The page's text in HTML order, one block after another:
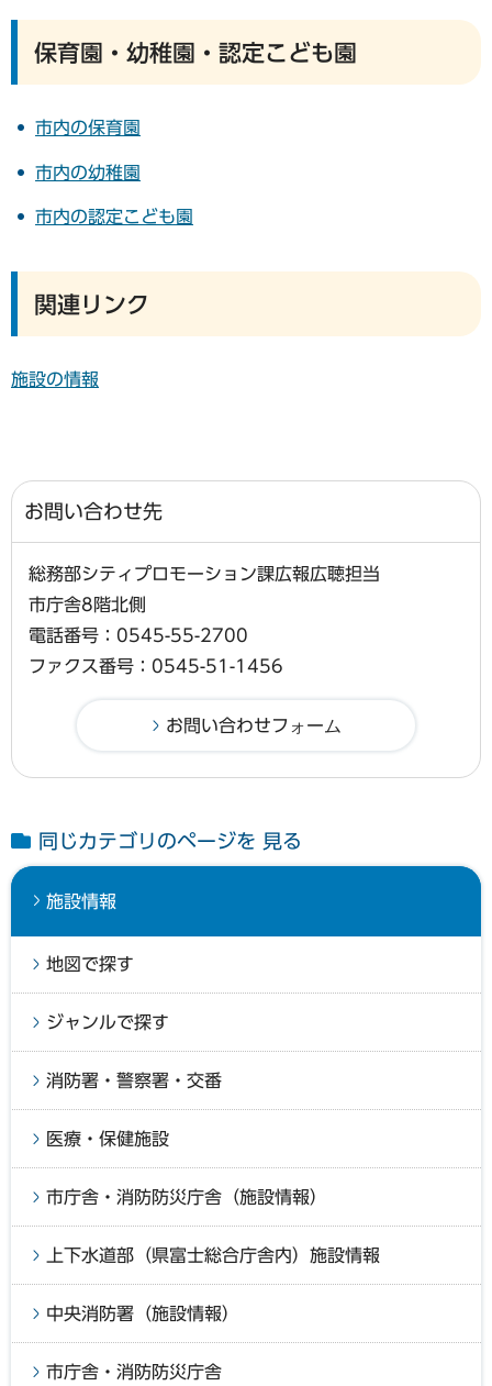
保育園・幼稚園・認定こども園
市内の保育園
市内の幼稚園
市内の認定こども園
関連リンク
施設の情報
お問い合わせ先
総務部シティプロモーション課広報広聴担当
市庁舎8階北側
電話番号：0545-55-2700
ファクス番号：0545-51-1456
同じカテゴリのページを 見る
施設情報
地図で探す
ジャンルで探す
消防署・警察署・交番
医療・保健施設
市庁舎・消防防災庁舎（施設情報）
上下水道部（県富士総合庁舎内）施設情報
中央消防署（施設情報）
市庁舎・消防防災庁舎